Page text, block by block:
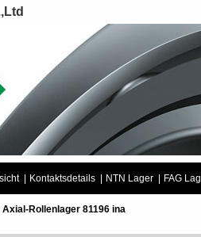
Kontaktsdetails NTN Lager FAG
Axial-Rollenlager 81196 ina